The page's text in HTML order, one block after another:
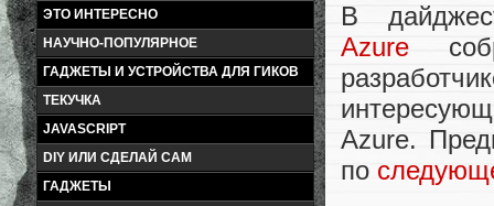
ЭТО ИНТЕРЕСНО
НАУЧНО-ПОПУЛЯРНОЕ
ГАДЖЕТЫ И УСТРОЙСТВА ДЛЯ ГИКОВ
ТЕКУЧКА
JAVASCRIPT
DIY ИЛИ СДЕЛАЙ САМ
ГАДЖЕТЫ
В
Azure
Azure.
по